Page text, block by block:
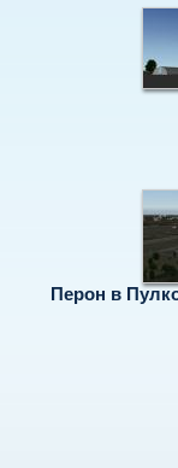
Перон в